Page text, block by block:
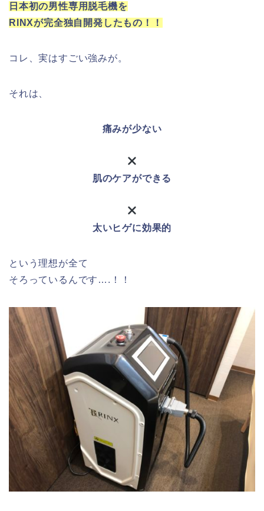
日本初の男性専用脱毛機を
RINXが完全独自開発したもの！！
コレ、実はすごい強みが。
それは、
痛みが少ない
肌のケアができる
太いヒゲに効果的
という理想が全て
そろっているんです….！！